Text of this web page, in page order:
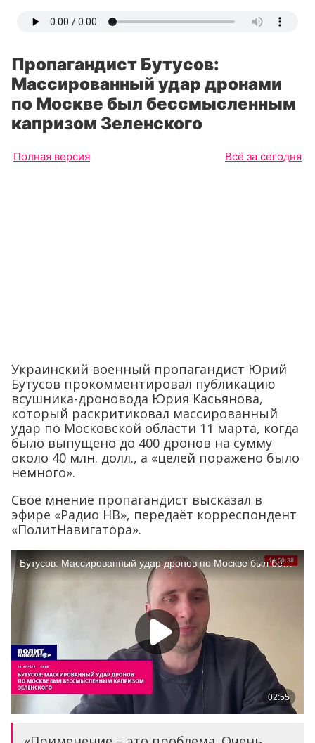
Пропагандист Бутусов:
Массированный удар дронами
по Москве был бессмысленным
капризом Зеленского
Полная версия Всё за сегодня
Украинский военный пропагандист Юрий
Бутусов прокомментировал публикацию
всушника-дроновода Юрия Касьянова,
который раскритиковал массированный
удар по Московской области 11 марта, когда
было выпущено до 400 дронов на сумму
около 40 млн. долл., а «целей поражено было
немного».
Своё мнение пропагандист высказал в
эфире «Радио НВ», передаёт корреспондент
«ПолитНавигатора».